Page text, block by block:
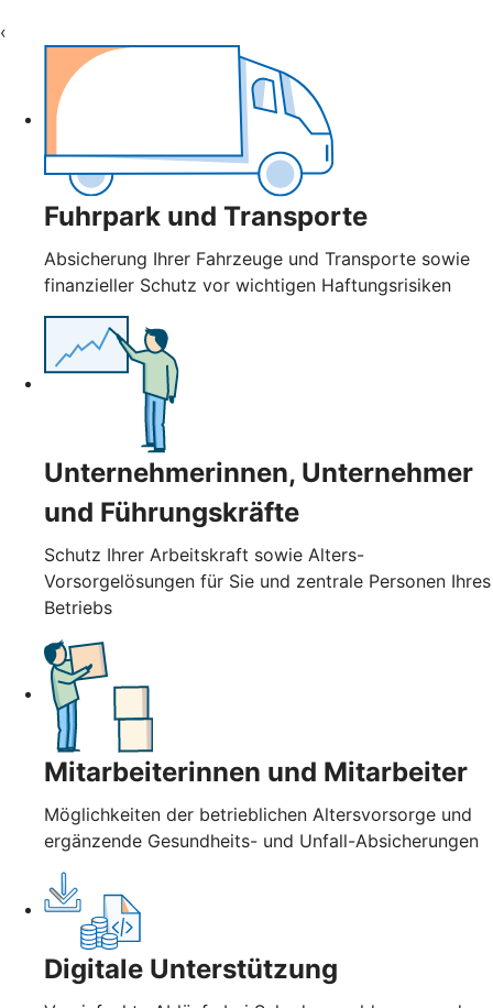
‹
Fuhrpark und Transporte
Absicherung Ihrer Fahrzeuge und Transporte sowie
finanzieller Schutz vor wichtigen Haftungsrisiken
Unternehmerinnen, Unternehmer
und Führungskräfte
Schutz Ihrer Arbeitskraft sowie Alters-
Vorsorgelösungen für Sie und zentrale Personen Ihres
Betriebs
Mitarbeiterinnen und Mitarbeiter
Möglichkeiten der betrieblichen Altersvorsorge und
ergänzende Gesundheits- und Unfall-Absicherungen
Digitale Unterstützung